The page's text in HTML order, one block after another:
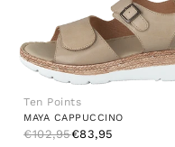
Ten Points
MAYA CAPPUCCINO
€102,95€83,95